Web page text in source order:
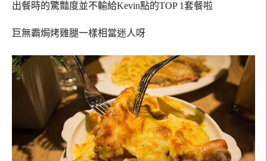
出餐時的驚豔度並不輸給Kevin點的TOP 1套餐啦
巨無霸焗烤雞腿一樣相當迷人呀